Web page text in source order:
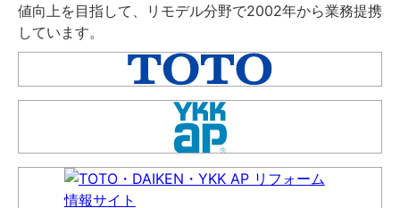
値向上を目指して、リモデル分野で2002年から業務提携
しています。